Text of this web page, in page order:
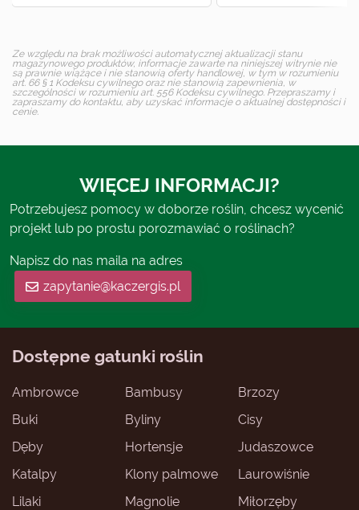
Ze względu na brak możliwości automatycznej aktualizacji stanu
magazynowego produktów, informacje zawarte na niniejszej witrynie nie
są prawnie wiążące i nie stanowią oferty handlowej, w tym w rozumieniu
art. 66 § 1 Kodeksu cywilnego oraz nie stanowią zapewnienia, w
szczególności w rozumieniu art. 556 Kodeksu cywilnego. Przepraszamy i
zapraszamy do kontaktu, aby uzyskać informacje o aktualnej dostępności i
cenie.
WIĘCEJ INFORMACJI?
Potrzebujesz pomocy w doborze roślin, chcesz wycenić
projekt lub po prostu porozmawiać o roślinach?
Napisz do nas maila na adres
zapytanie@kaczergis.pl
Dostępne gatunki roślin
Ambrowce Bambusy
Brzozy
Buki
Byliny
Cisy
Dęby
Hortensje
Judaszowce
Katalpy
Klony palmowe
Laurowiśnie
Lilaki
Magnolie
Miłorzęby